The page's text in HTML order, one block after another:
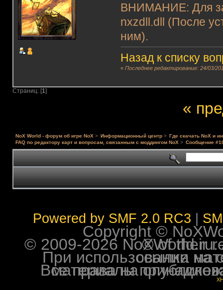
ВНИМАНИЕ: Для
nxzdll.dll (После
ним).
Назад к списку
«Последнее редактирование: 24/03/
Страниц: [1]
«
NoX World - форум об игре NoX > Информационный центр > Где скачать NoX и
FAQ по редактору карт и вопросам, связанным с моддингом NoX > Сообщение
Powered by SMF 2.0 RC3
Copyright ©
© 2009-2026 NoXWorld.ru. All
При использовании
Все права на опубликованные на форуме